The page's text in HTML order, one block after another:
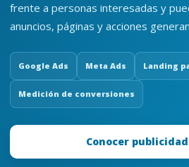
frente a personas interesadas y
anuncios, páginas y acciones
Google Ads Meta Ads Landing
Medición de conversiones
Conocer